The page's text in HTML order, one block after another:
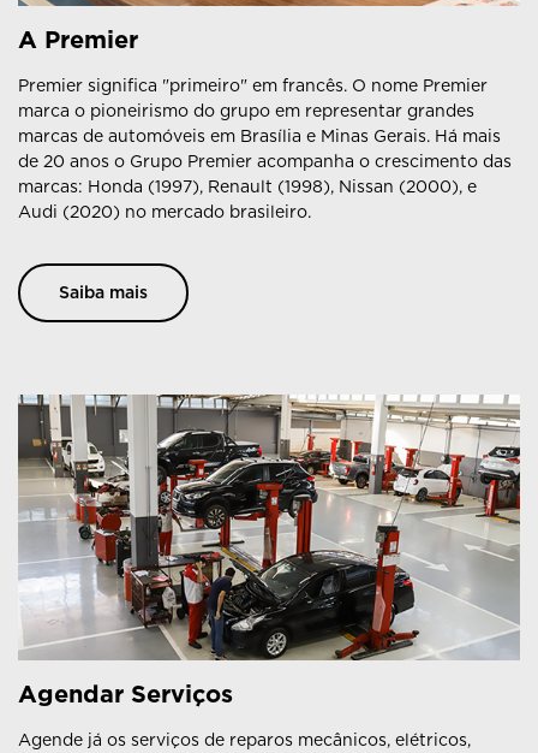
A Premier
Premier significa "primeiro" em francês. O nome Premier
marca o pioneirismo do grupo em representar grandes
marcas de automóveis em Brasília e Minas Gerais. Há mais
de 20 anos o Grupo Premier acompanha o crescimento das
marcas: Honda (1997), Renault (1998), Nissan (2000), e
Audi (2020) no mercado brasileiro.
Saiba mais
Agendar Serviços
Agende já os serviços de reparos mecânicos, elétricos,